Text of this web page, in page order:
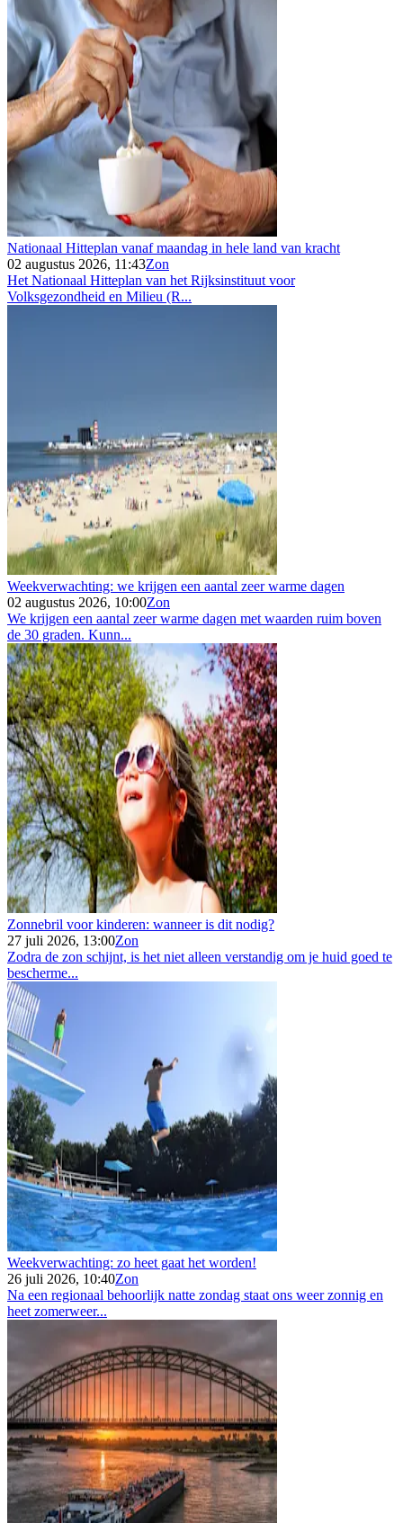
Nationaal Hitteplan vanaf maandag in hele land van kracht
02 augustus 2026, 11:43Zon
Het Nationaal Hitteplan van het Rijksinstituut voor
Volksgezondheid en Milieu (R...
Weekverwachting: we krijgen een aantal zeer warme dagen
02 augustus 2026, 10:00Zon
We krijgen een aantal zeer warme dagen met waarden ruim boven
de 30 graden. Kunn...
Zonnebril voor kinderen: wanneer is dit nodig?
27 juli 2026, 13:00Zon
Zodra de zon schijnt, is het niet alleen verstandig om je huid goed te
bescherme...
Weekverwachting: zo heet gaat het worden!
26 juli 2026, 10:40Zon
Na een regionaal behoorlijk natte zondag staat ons weer zonnig en
heet zomerweer...